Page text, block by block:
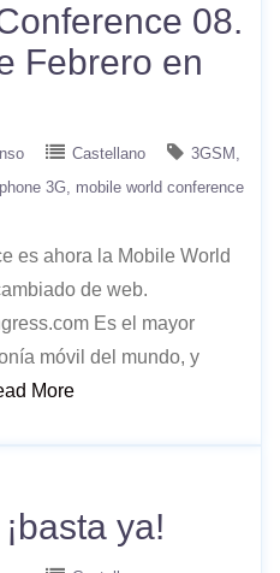
08.
Febrero en
Castellano
3GSM
3G mobile world conference
es ahora la Mobile World
de web.
Es el mayor
móvil del mundo, y
More
ya!